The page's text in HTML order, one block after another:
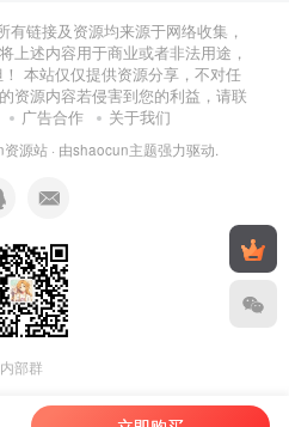
有链接及资源均来源于网络收集，
上述内容用于商业或者非法用途，
本站仅仅提供资源分享，不对任
资源内容若侵害到您的利益，请联
广告合作 关于我们
资源站 · 由shaocun主题强力驱动.
内部群